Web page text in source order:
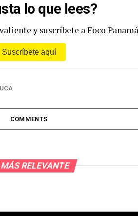
lo que lees?
y suscríbete a Foco
Suscríbete aquí
COMMENTS
MÁS RELEVANTE